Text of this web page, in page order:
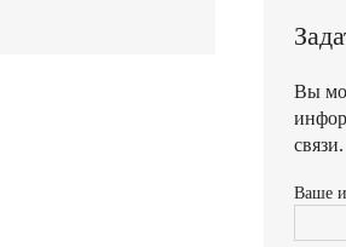
Вы
связи.
Ваше